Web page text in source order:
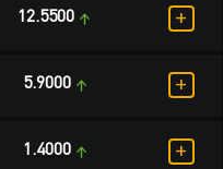
12.5500 +
5.9000 +
1.4000 +